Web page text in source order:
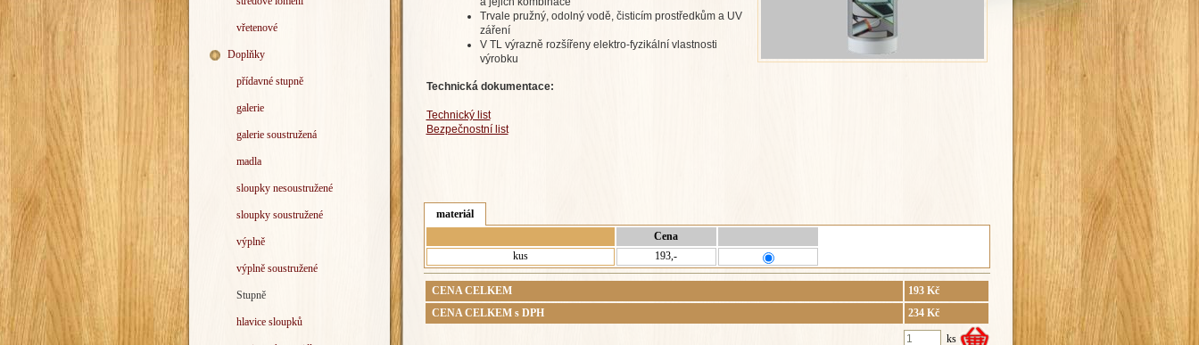
vřetenové
Doplňky
přídavné stupně
galerie
galerie soustružená
madla
sloupky nesoustružené
sloupky soustružené
výplně
výplně soustružené
Stupně
hlavice sloupků
Trvale pružný, odolný vodě, čisticím prostředkům a UV
záření
V TL výrazně rozšířeny elektro-fyzikální vlastnosti
výrobku
Technická dokumentace:
Technický list
Bezpečnostní list
materiál
Cena
kus
193,-
CENA CELKEM
193 Kč
CENA CELKEM s DPH
234 Kč
ks